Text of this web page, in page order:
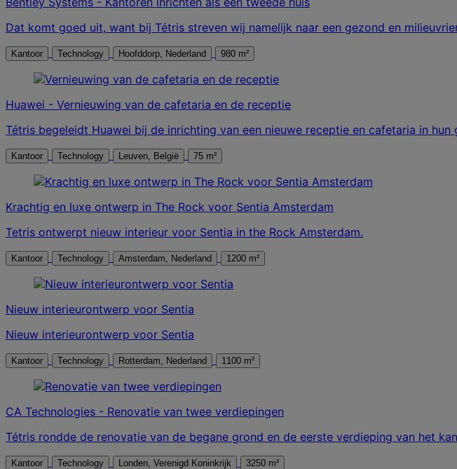
Dat komt goed uit, want bij Tétris streven wij namelijk naar een gezond en
Kantoor Technology Hoofddorp, Nederland 980 m²
Huawei - Vernieuwing van de cafetaria en de receptie
Tétris begeleidt Huawei bij de inrichting van een nieuwe receptie en cafetaria in hun
Kantoor Technology Leuven, België 75 m²
Krachtig en luxe ontwerp in The Rock voor Sentia Amsterdam
Tetris ontwerpt nieuw interieur voor Sentia in the Rock Amsterdam.
Kantoor Technology Amsterdam, Nederland 1200 m²
Nieuw interieurontwerp voor Sentia
Nieuw interieurontwerp voor Sentia
Kantoor Technology Rotterdam, Nederland 1100 m²
CA Technologies - Renovatie van twee verdiepingen
Tétris rondde de renovatie van de begane grond en de eerste verdieping van het
Kantoor Technology Londen, Verenigd Koninkrijk 3250 m²